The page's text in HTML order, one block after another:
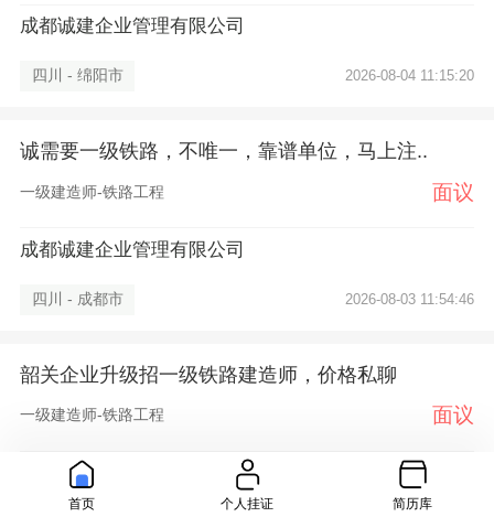
成都诚建企业管理有限公司
四川 - 绵阳市 2026-08-04 11:15:20
诚需要一级铁路，不唯一，靠谱单位，马上注..
一级建造师-铁路工程 面议
成都诚建企业管理有限公司
四川 - 成都市 2026-08-03 11:54:46
韶关企业升级招一级铁路建造师，价格私聊
一级建造师-铁路工程 面议
东莞市源林市政工程技术有限公司..
首页 个人挂证 简历库